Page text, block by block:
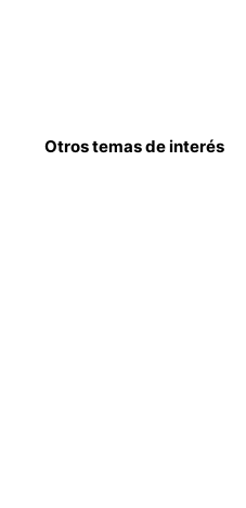
Otros temas de interés